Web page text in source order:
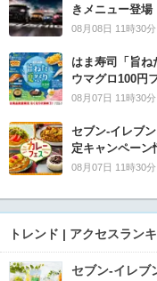
きメニュー登場
08月08日 11時30分
はま寿司「旨ね
ウマグロ100円
08月07日 11時30分
セブン‐イレブ
定キャンペーン
08月07日 11時30分
トレンド | アクセスラン
セブン‐イレブ